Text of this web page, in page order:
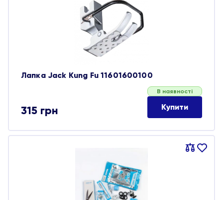
Лапка Jack Kung Fu 11601600100
315 грн
В наявності
Купити
Порівняти
В